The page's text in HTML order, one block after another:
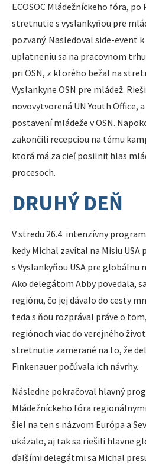
ECOSOC Mládežníckeho fóra,
stretnutie s vyslankyňou pre
pozvaný. Nasledoval side-event
uplatneniu sa na pracovnom
pri OSN, z ktorého bežal na
Vyslankyne OSN pre mládež.
novovytvorená UN Youth Office,
postavení mládeže v OSN.
zakončili recepciou na tému
ktorá má za cieľ posilniť hlas
procesoch.
DRUHÝ DEŇ
V stredu 26.4. intenzívny
kedy Michal zavítal na Misiu
s Vyslankyňou USA pre globálnu
Ako delegátom Abby povedala,
regiónu, čo jej dávalo do cesty
teda s ňou rozprával práve o
regiónoch viac do verejného
stretnutie zamerané na to, že
Finkenauer počúvala ich návrhy.
Následne pokračoval hlavný
Mládežníckeho fóra
šiel na ten s názvom Európa a
ukázalo, aj tak sa riešili hlavne
ďalšími delegátmi sa Michal